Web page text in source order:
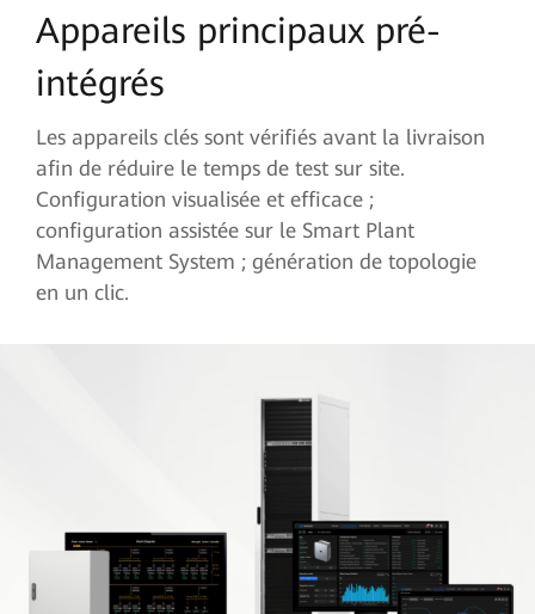
Appareils principaux pré-
intégrés
Les appareils clés sont vérifiés avant la livraison
afin de réduire le temps de test sur site.
Configuration visualisée et efficace ;
configuration assistée sur le Smart Plant
Management System ; génération de topologie
en un clic.